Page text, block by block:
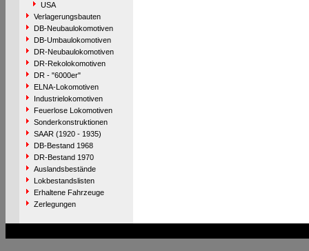
USA
Verlagerungsbauten
DB-Neubaulokomotiven
DB-Umbaulokomotiven
DR-Neubaulokomotiven
DR-Rekolokomotiven
DR - "6000er"
ELNA-Lokomotiven
Industrielokomotiven
Feuerlose Lokomotiven
Sonderkonstruktionen
SAAR (1920 - 1935)
DB-Bestand 1968
DR-Bestand 1970
Auslandsbestände
Lokbestandslisten
Erhaltene Fahrzeuge
Zerlegungen